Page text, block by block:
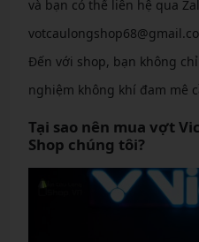
và bạn có thể liên hệ qua
Đến với shop, bạn không
nghiệm không khí đam mê
Tại sao nên mua vợt
Shop chúng tôi?